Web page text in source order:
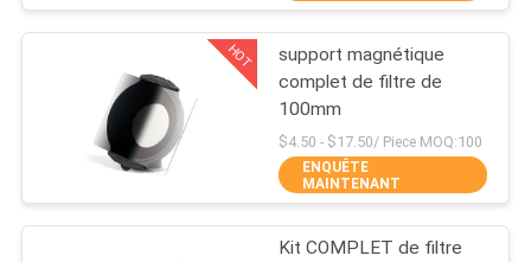
CONTRÔLE
QUALITÉ
CONTACTEZ-
NOUS
Filtre UV de caméra
HOT
support magnétique
complet de filtre de
100mm
$4.50 - $17.50/ Piece MOQ:100
ENQUÊTE
MAINTENANT
Kit COMPLET de filtre